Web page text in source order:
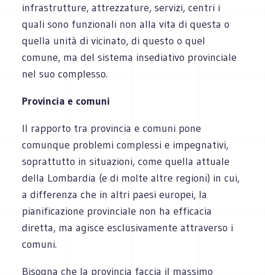
infrastrutture, attrezzature, servizi, centri i
quali sono funzionali non alla vita di questa o
quella unità di vicinato, di questo o quel
comune, ma del sistema insediativo provinciale
nel suo complesso.
Provincia e comuni
Il rapporto tra provincia e comuni pone
comunque problemi complessi e impegnativi,
soprattutto in situazioni, come quella attuale
della Lombardia (e di molte altre regioni) in cui,
a differenza che in altri paesi europei, la
pianificazione provinciale non ha efficacia
diretta, ma agisce esclusivamente attraverso i
comuni.
Bisogna che la provincia faccia il massimo